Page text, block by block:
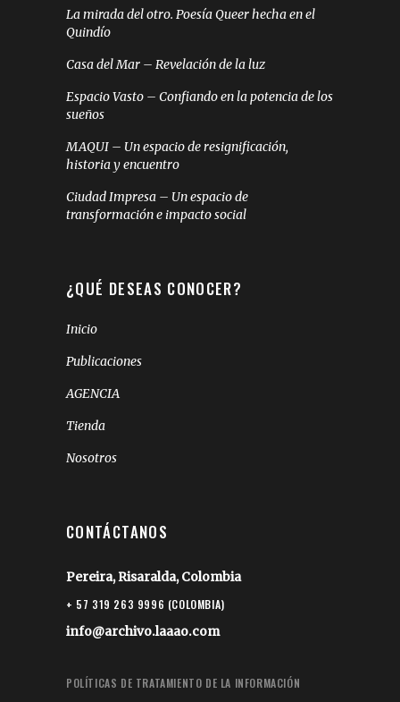
La mirada del otro. Poesía Queer hecha en el
Quindío
Casa del Mar – Revelación de la luz
Espacio Vasto – Confiando en la potencia de los
sueños
MAQUI – Un espacio de resignificación,
historia y encuentro
Ciudad Impresa – Un espacio de
transformación e impacto social
¿QUÉ DESEAS CONOCER?
Inicio
Publicaciones
AGENCIA
Tienda
Nosotros
CONTÁCTANOS
Pereira, Risaralda, Colombia
+ 57 319 263 9996 (COLOMBIA)
info@archivo.laaao.com
POLÍTICAS DE TRATAMIENTO DE LA INFORMACIÓN